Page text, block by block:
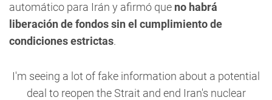
automático para Irán y afirmó que no habrá
liberación de fondos sin el cumplimiento de
condiciones estrictas.
I'm seeing a lot of fake information about a potential
deal to reopen the Strait and end Iran's nuclear